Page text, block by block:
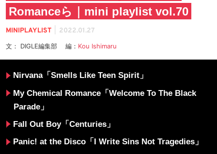
Romanceら｜mini playlist vol.70
MINIPLAYLIST 2022.01.27
文： DIGLE編集部 編： Kou Ishimaru
Nirvana「 Smells Like Teen Spirit」
My Chemical Romance「Welcome To The Black
Parade」
Fall Out Boy「Centuries」
Panic! at the Disco「I Write Sins Not Tragedies」